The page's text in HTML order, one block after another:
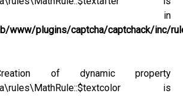
in
www/plugins/captcha/captchack/inc/
of dynamic property
is